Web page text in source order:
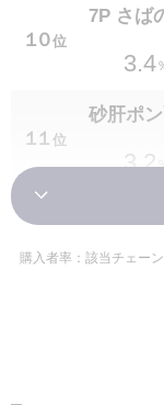
１０ 位
7P さば
3.4
１１ 位
砂肝ポ
3.2
１１ 位
購入者率：該当チェー